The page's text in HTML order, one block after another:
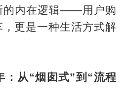
的内在逻辑——用户购
更是一种生活方式解
：从“烟囱式”到“流程